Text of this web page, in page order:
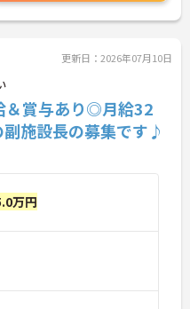
更新日：2026年07月10日
＆賞与あり◎月給32
施設長の募集です♪
万円